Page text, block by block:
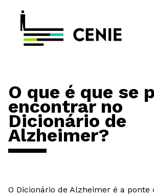
O que é que se
encontrar no
Dicionário de
Alzheimer?
O Dicionário de Alzheimer é a ponte